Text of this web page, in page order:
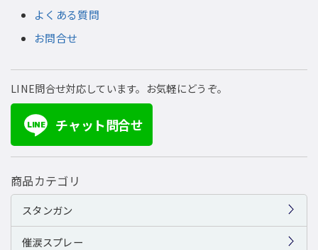
よくある質問
お問合せ
LINE問合せ対応しています。お気軽にどうぞ。
LINE チャット問合せ
商品カテゴリ
スタンガン
催涙スプレー